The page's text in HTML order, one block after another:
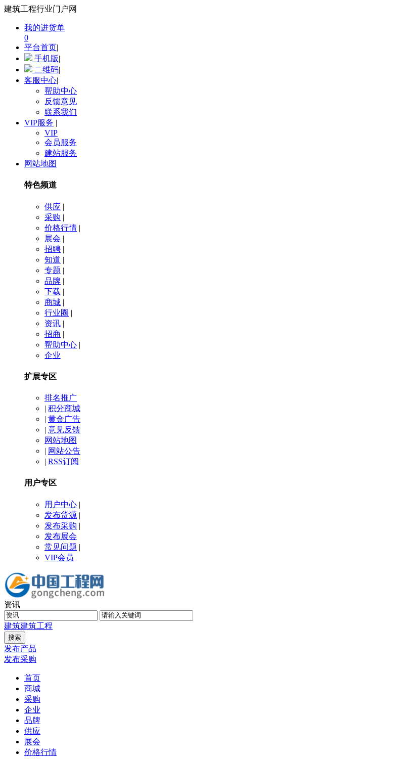
建筑工程行业门户网
我的进货单
0
平台首页|
手机版|
二维码|
客服中心|
帮助中心
反馈意见
联系我们
VIP服务 |
VIP
会员服务
建站服务
网站地图
特色频道
供应 |
采购 |
价格行情 |
展会 |
招聘 |
知道 |
专题 |
品牌 |
下载 |
商城 |
行业圈 |
资讯 |
招商 |
帮助中心 |
企业
扩展专区
排名推广
| 积分商城
| 黄金广告
| 意见反馈
网站地图
| 网站公告
| RSS订阅
用户专区
用户中心 |
发布货源 |
发布采购 |
发布展会
常见问题 |
VIP会员
资讯
建筑建筑工程
发布产品
发布采购
首页
商城
采购
企业
品牌
供应
展会
价格行情